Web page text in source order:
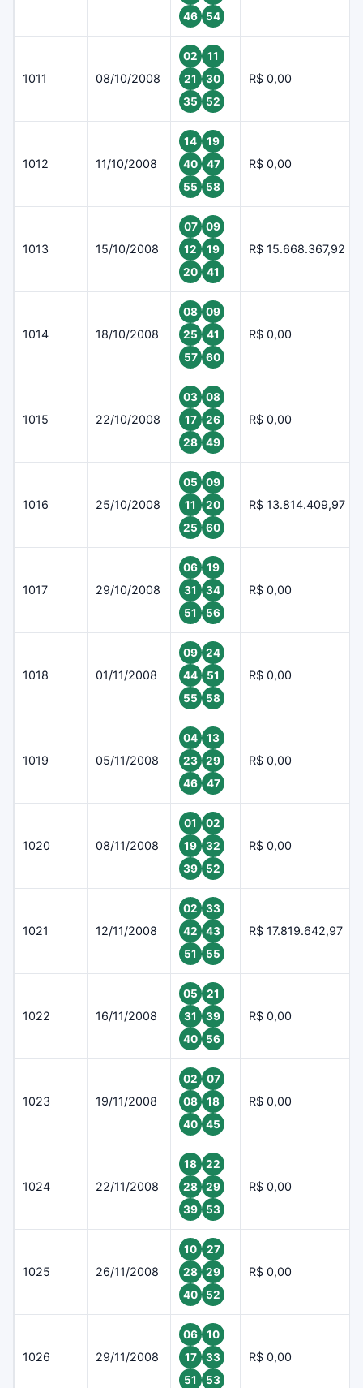
46
54
1011 08/10/2008
02
11
21
30
35
52
R$ 0,00
1012 11/10/2008
14
19
40
47
55
58
R$ 0,00
1013 15/10/2008
07
09
12
19
20
41
R$ 15.668.367,92
1014 18/10/2008
08
09
25
41
57
60
R$ 0,00
1015 22/10/2008
03
08
17
26
28
49
R$ 0,00
1016 25/10/2008
05
09
11
20
25
60
R$ 13.814.409,97
1017 29/10/2008
06
19
31
34
51
56
R$ 0,00
1018 01/11/2008
09
24
44
51
55
58
R$ 0,00
1019 05/11/2008
04
13
23
29
46
47
R$ 0,00
1020 08/11/2008
01
02
19
32
39
52
R$ 0,00
1021 12/11/2008
02
33
42
43
51
55
R$ 17.819.642,97
1022 16/11/2008
05
21
31
39
40
56
R$ 0,00
1023 19/11/2008
02
07
08
18
40
45
R$ 0,00
1024 22/11/2008
18
22
28
29
39
53
R$ 0,00
1025 26/11/2008
10
27
28
29
40
52
R$ 0,00
1026 29/11/2008
06
10
17
33
51
53
R$ 0,00